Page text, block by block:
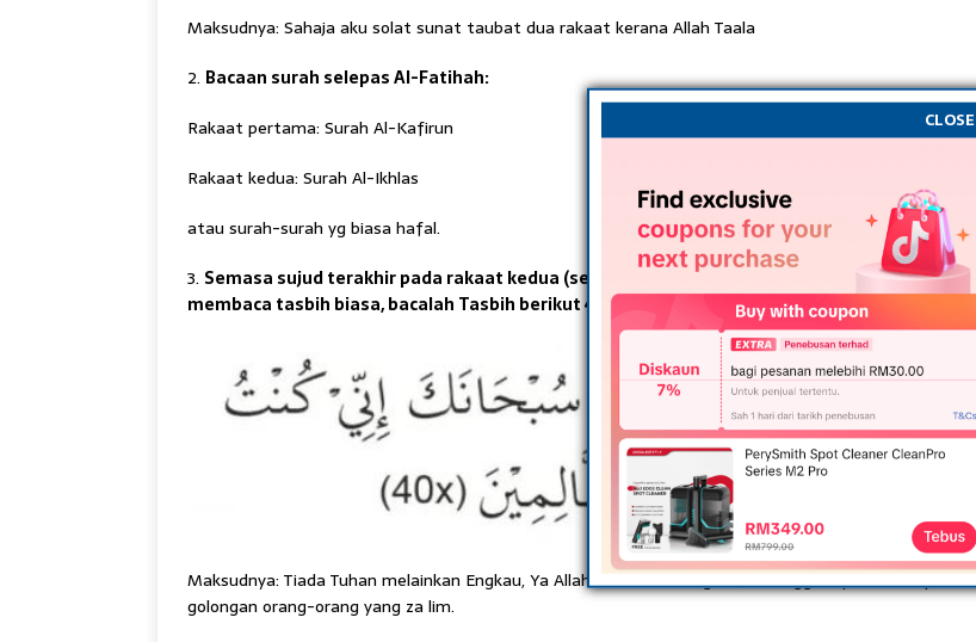
Maksudnya: Sahaja aku solat sunat taubat dua rakaat kerana Allah Taala
2. Bacaan surah selepas Al-Fatihah:
Rakaat pertama: Surah Al-Kafirun
Rakaat kedua: Surah Al-Ikhlas
atau surah-surah yg biasa hafal.
3. Semasa sujud terakhir pada rakaat kedua (sebelum duduk Tahiyyat Akhir) iaitu selepas
membaca tasbih biasa, bacalah Tasbih berikut 40 kali.
Maksudnya: Tiada Tuhan melainkan Engkau, Ya Allah! Maha Suci Engkau, sesungguhnya aku daripada
golongan orang-orang yang za lim.
CLOSE